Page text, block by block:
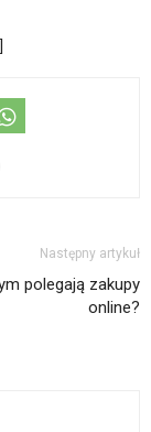
Następny artykuł
polegają zakupy
online?